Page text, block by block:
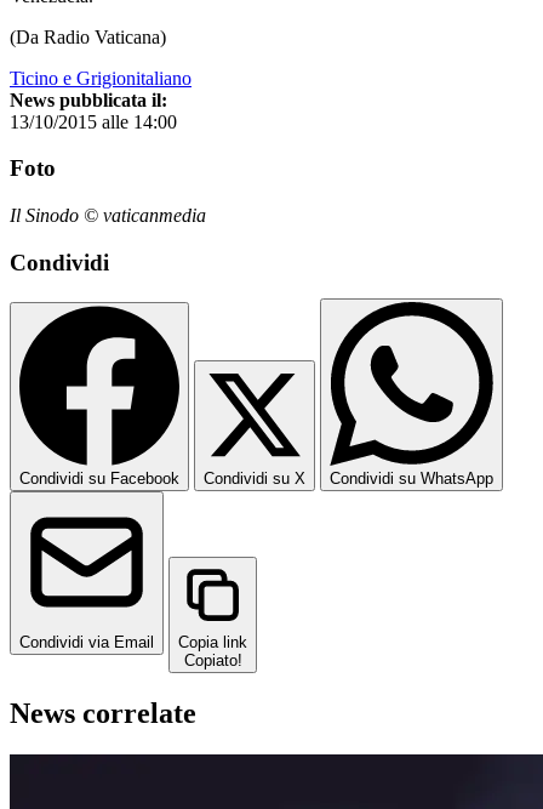
(Da Radio Vaticana)
Ticino e Grigionitaliano
News pubblicata il:
13/10/2015 alle 14:00
Foto
Il Sinodo © vaticanmedia
Condividi
Condividi su Facebook Condividi su X Condividi su WhatsApp
Condividi via Email
Copia link
Copiato!
News correlate